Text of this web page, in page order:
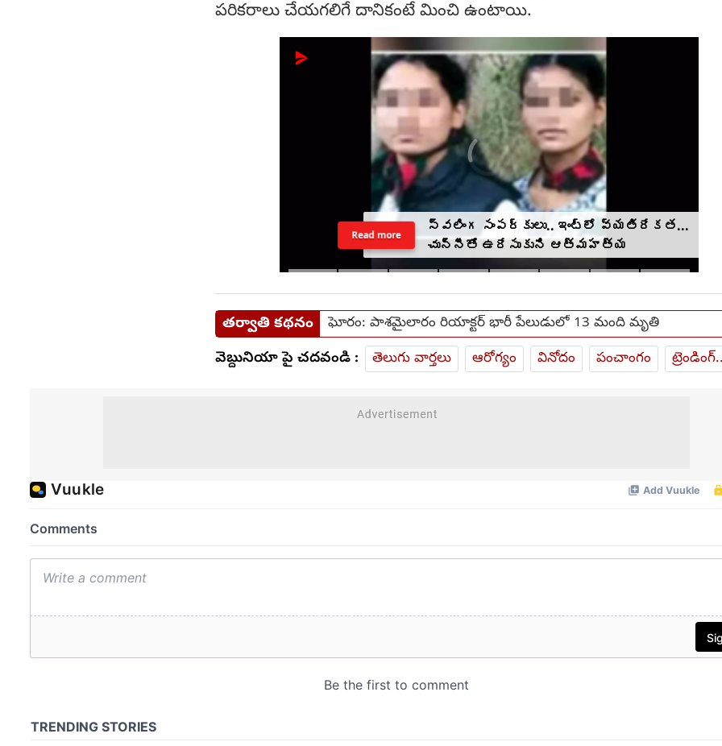
పరికరాలు చేయగలిగే దానికంటే మించి ఉంటాయి.
స్వలింగ సంపర్కులు.. ఇంట్లో వ్యతిరేకత...
చున్నీతో ఉరేసుకుని ఆత్మహత్య
Read more
తర్వాతి కథనం ఘోరం: పాశమైలారం రియాక్టర్ భారీ పేలుడులో 13 మంది మృతి
వెబ్దునియా పై చదవండి : తెలుగు వార్తలు ఆరోగ్యం వినోదం పంచాంగం